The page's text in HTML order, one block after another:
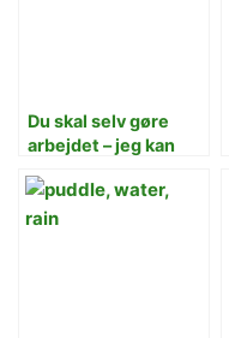
Du skal selv gøre
arbejdet – jeg kan